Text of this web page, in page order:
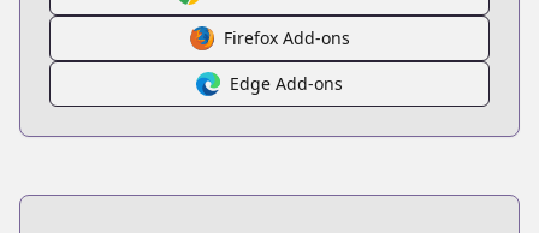
Firefox Add-ons
Edge Add-ons